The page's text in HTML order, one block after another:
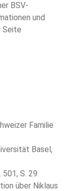
BSV-
und
Seite
Familie
Basel,
S. 29.
über Niklaus